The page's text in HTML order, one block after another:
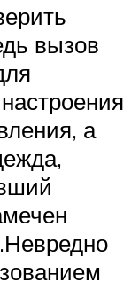
вызов
а